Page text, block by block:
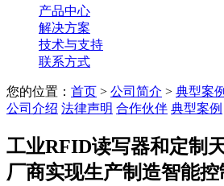
产品中心
解决方案
技术与支持
联系方式
您的位置： 首页 > 公司简介 > 典型案例
公司介绍 法律声明 合作伙伴 典型案例
工业RFID读写器和定制
厂商实现生产制造智能控